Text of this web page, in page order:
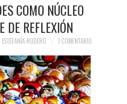
COMO NÚCLEO
DE REFLEXIÓN
ESTEFANÍA RODERO 1 COMENTARIO